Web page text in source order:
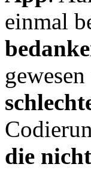
einmal
die